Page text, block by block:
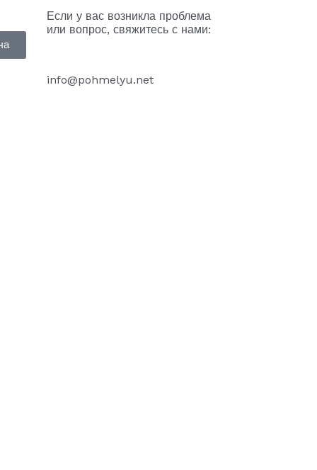
Если у вас возникла проблема
или вопрос, свяжитесь с нами:
info@pohmelyu.net